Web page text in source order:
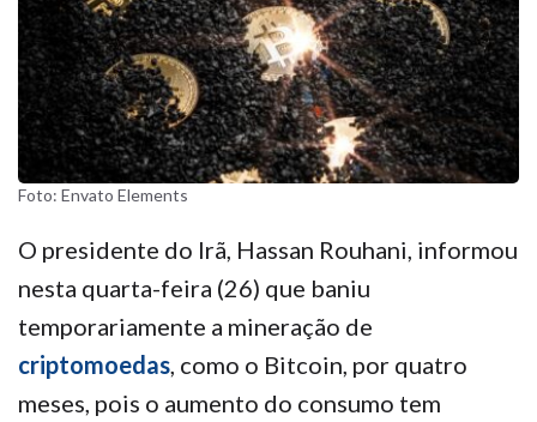
Foto: Envato Elements
O presidente do Irã, Hassan Rouhani, informou
nesta quarta-feira (26) que baniu
temporariamente a mineração de
criptomoedas, como o Bitcoin, por quatro
meses, pois o aumento do consumo tem